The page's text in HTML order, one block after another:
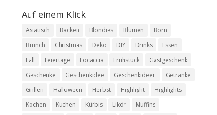
Auf einem Klick
Asiatisch Backen Blondies Blumen
Born
Brunch
Christmas Deko DIY Drinks
Essen
Fall
Feiertage Focaccia Frühstück
Gastgeschenk
Geschenke
Geschenkidee Geschenkideen
Getränke
Grillen
Halloween Herbst Highlight
Highlights
Kochen
Kuchen Kürbis Likör
Muffins